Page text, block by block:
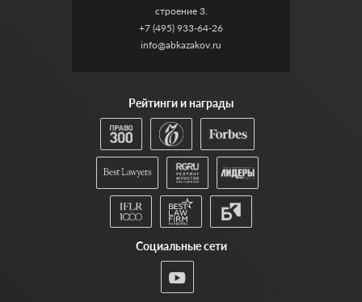
строение 3.
+7 (495) 933-64-26
info@abkazakov.ru
Рейтинги и награды
Социальные сети